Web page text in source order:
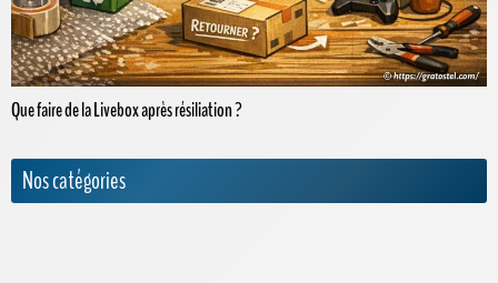
Que faire de la Livebox après résiliation ?
Nos catégories